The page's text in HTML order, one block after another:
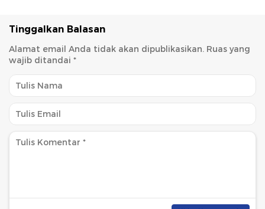
Tinggalkan Balasan
Alamat email Anda tidak akan dipublikasikan. Ruas yang
wajib ditandai *